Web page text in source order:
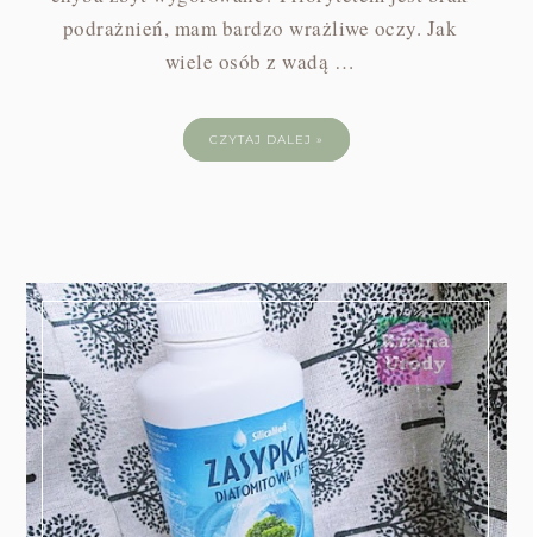
podrażnień, mam bardzo wrażliwe oczy. Jak
wiele osób z wadą …
CZYTAJ DALEJ »